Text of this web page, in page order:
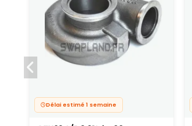
Délai estimé 1 semaine